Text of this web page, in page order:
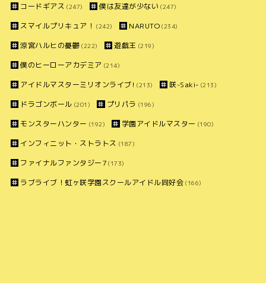
コードギアス (247) 僕は友達が少ない (247)
スマイルプリキュア！ (242) NARUTO (234)
涼宮ハルヒの憂鬱 (222) 遊戯王 (219)
僕のヒーローアカデミア (214)
アイドルマスターミリオンライブ! (213) 咲-Saki- (213)
ドラゴンボール (201) プリパラ (196)
モンスターハンター (192) 学園アイドルマスター (190)
インフィニット・ストラトス (187)
ファイナルファンタジー7 (173)
ラブライブ！虹ヶ咲学園スクールアイドル同好会 (166)